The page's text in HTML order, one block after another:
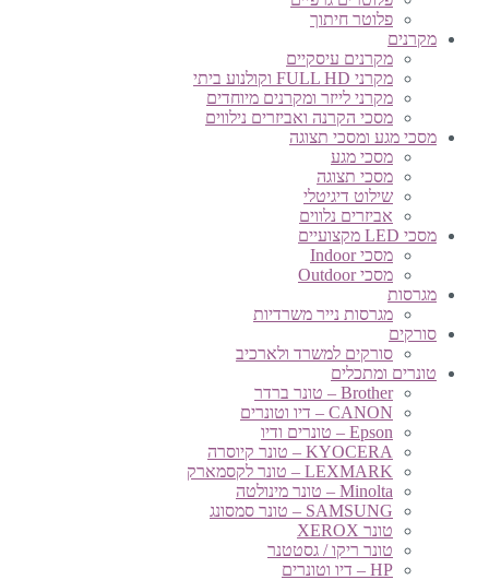
פלוטר חיתוך
מקרנים
מקרנים עיסקיים
מקרני FULL HD וקולנוע ביתי
מקרני לייזר ומקרנים מיוחדים
מסכי הקרנה ואביזרים נילווים
מסכי מגע ומסכי תצוגה
מסכי מגע
מסכי תצוגה
שילוט דיגיטלי
אביזרים נלווים
מסכי LED מקצועיים
מסכי Indoor
מסכי Outdoor
מגרסות
מגרסות נייר משרדיות
סורקים
סורקים למשרד ולארכיב
טונרים ומתכלים
Brother – טונר ברדר
CANON – דיו וטונרים
Epson – טונרים ודיו
KYOCERA – טונר קיוסרה
LEXMARK – טונר לקסמארק
Minolta – טונר מינולטה
SAMSUNG – טונר סמסונג
טונר XEROX
טונר ריקו / גסטטנר
HP – דיו וטונרים